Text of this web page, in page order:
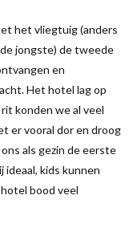
het vliegtuig (anders
jongste) de tweede
en
Het hotel lag op
konden we al veel
er vooral dor en droog
als gezin de eerste
ideaal, kids kunnen
bood veel